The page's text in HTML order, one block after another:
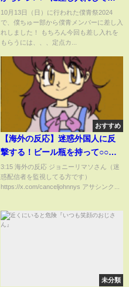
た！【僕青祭2024】
10月13日（日）に行われた僕青祭2024
で、僕ちゅー部から僕青メンバーに差し入
れしました！ もちろん今回も差し入れを
もらうには、、、定点カ...
おすすめ
【海外の反応】迷惑外国人に反
撃する！ビール瓶を持って○○。
アイスポセイドン、「見たかこ
いつら低レベルだ」外国人動画
配信者
3:15 海外の反応 ジョニーリマソさん（迷
惑配信者を監視してる方です）
https://x.com/canceljohnnys アサシンク...
未分類